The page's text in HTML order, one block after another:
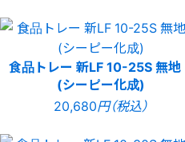
食品トレー 新LF 10-25S 無地
(シーピー化成)
20,680円（税込）